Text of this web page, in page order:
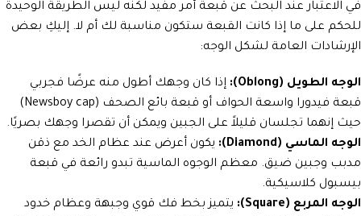
في الاعتبار عند البحث عن قبعة أمر مفيد لكنه ليس الطريقة الوحيدة
للحكم على ما إذا كانت القبعة ستكون مناسبة لك أم لا. إليكِ بعض
الإرشادات العامة لشكل الوجه:
الوجه الطويل (Oblong):
إذا كان وجهك أطول منه عرضًا فجربي
قبعة فيدورا واسعة الحواف أو قبعة بائع الصحف (Newsboy cap)
حيث إنهما تجلسان قليلاً على الجبين ويمكن أن تقصرا وجهك بصريًا.
الوجه الماسي (Diamond):
يكون أعرض عند عظام الخد مع ذقن
مدبب وجبين ضيق. معظم الوجوه الماسية تبدو رائعة في قبعة
بيسبول كلاسيكية.
الوجه المربع (Square):
يتميز بخط فك قوي وجبهة وعظام خدود